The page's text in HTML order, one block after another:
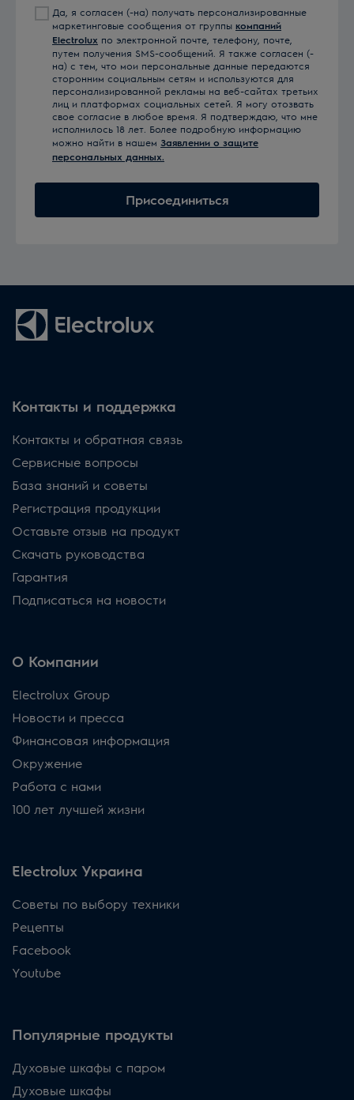
Да, я согласен (-на) получать персонализированные
маркетинговые сообщения от группы компаний
Electrolux по электронной почте, телефону, почте,
путем получения SMS-сообщений. Я также согласен (-
на) с тем, что мои персональные данные передаются
сторонним социальным сетям и используются для
персонализированной рекламы на веб-сайтах третьих
лиц и платформах социальных сетей. Я могу отозвать
свое согласие в любое время. Я подтверждаю, что мне
исполнилось 18 лет. Более подробную информацию
можно найти в нашем Заявлении о защите
персональных данных.
Присоединиться
Контакты и поддержка
Контакты и обратная связь
Сервисные вопросы
База знаний и советы
Регистрация продукции
Оставьте отзыв на продукт
Скачать руководства
Гарантия
Подписаться на новости
О Компании
Electrolux Group
Новости и пресса
Финансовая информация
Окружение
Работа с нами
100 лет лучшей жизни
Electrolux Украина
Советы по выбору техники
Рецепты
Facebook
Youtube
Популярные продукты
Духовые шкафы с паром
Духовые шкафы